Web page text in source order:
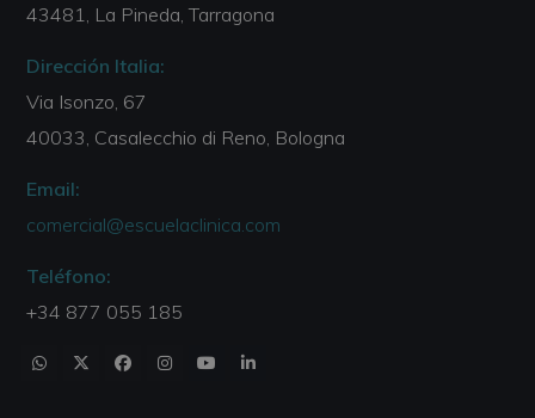
43481, La Pineda, Tarragona
Dirección Italia:
Via Isonzo, 67
40033, Casalecchio di Reno, Bologna
Email:
comercial@escuelaclinica.com
Teléfono:
+34 877 055 185